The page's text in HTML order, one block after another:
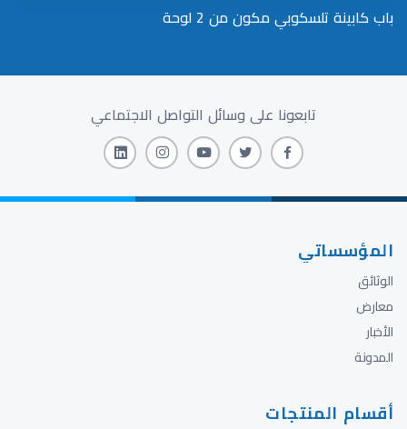
باب كابينة تلسكوبي مكون من 2 لوحة
تابعونا على وسائل التواصل الاجتماعي
المؤسساتي
الوثائق
معارض
الأخبار
المدونة
أقسام المنتجات